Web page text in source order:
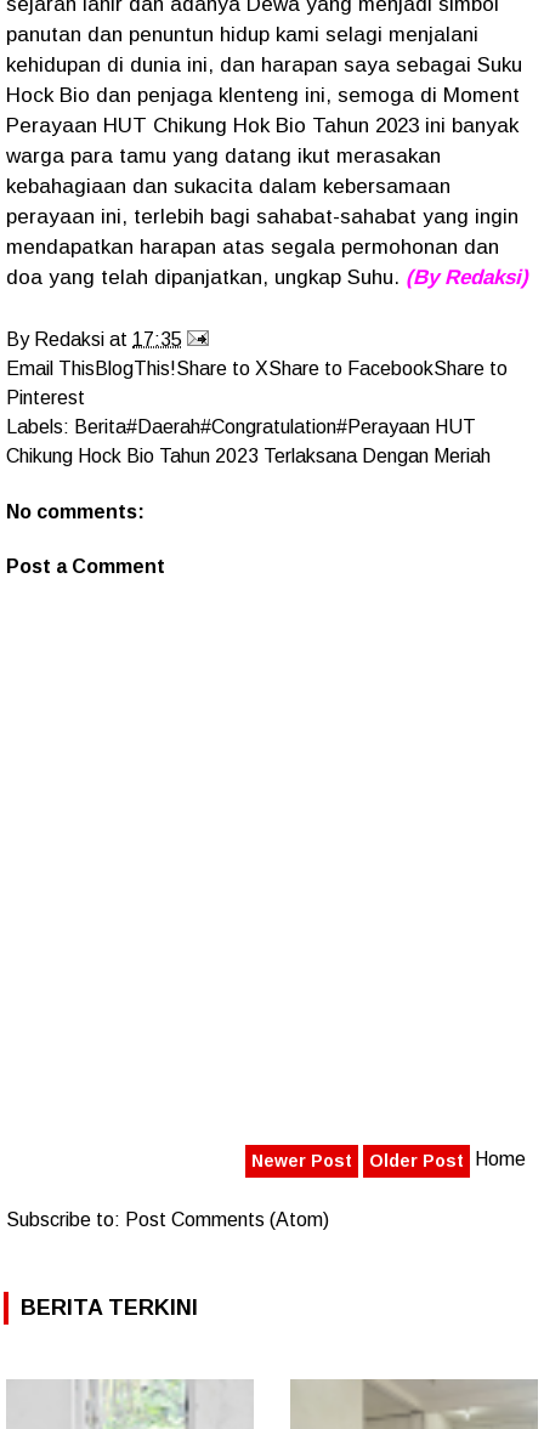
sejarah lahir dan adanya Dewa yang menjadi simbol
panutan dan penuntun hidup kami selagi menjalani
kehidupan di dunia ini, dan harapan saya sebagai Suku
Hock Bio dan penjaga klenteng ini, semoga di Moment
Perayaan HUT Chikung Hok Bio Tahun 2023 ini banyak
warga para tamu yang datang ikut merasakan
kebahagiaan dan sukacita dalam kebersamaan
perayaan ini, terlebih bagi sahabat-sahabat yang ingin
mendapatkan harapan atas segala permohonan dan
doa yang telah dipanjatkan, ungkap Suhu. (By Redaksi)
By Redaksi at 17:35
Email This BlogThis!Share to XShare to FacebookShare to
Pinterest
Labels: Berita#Daerah#Congratulation#Perayaan HUT
Chikung Hock Bio Tahun 2023 Terlaksana Dengan Meriah
No comments:
Post a Comment
Newer Post Older Post Home
Subscribe to: Post Comments (Atom)
BERITA TERKINI